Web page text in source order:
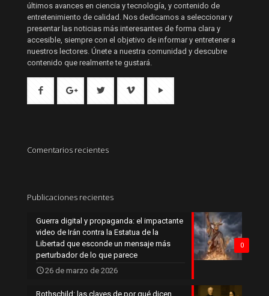
últimos avances en ciencia y tecnología, y contenido de
entretenimiento de calidad. Nos dedicamos a seleccionar y
presentar las noticias más interesantes de forma clara y
accesible, siempre con el objetivo de informar y entretener a
nuestros lectores. Únete a nuestra comunidad y descubre
contenido que realmente te gustará.
Comentarios recientes
Publicaciones recientes
0
Guerra digital y propaganda: el impactante
video de Irán contra la Estatua de la
Libertad que esconde un mensaje más
perturbador de lo que parece
26 de marzo de 2026
Rothschild: las claves de por qué dicen